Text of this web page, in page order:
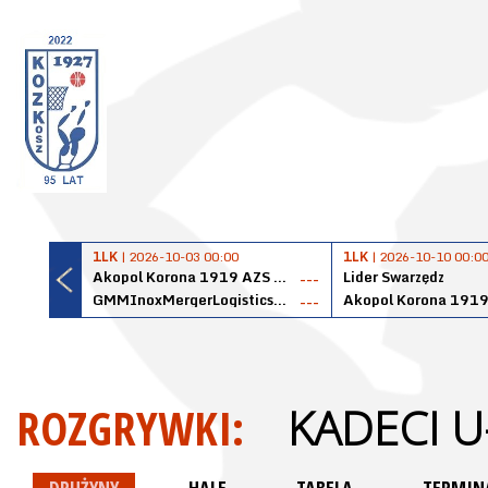
1LK | 2026-10-03 00:00
Akopol Korona 1919 AZS PK Kraków
---
GMMInoxMergerLogisticsPanteryŁańcut
---
1LK | 2026-10-10 00:00
Lider Swarzędz
ROZGRYWKI: KADECI